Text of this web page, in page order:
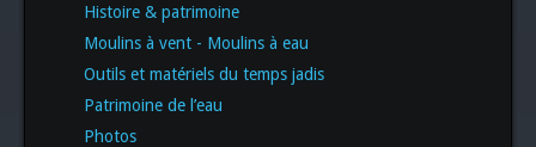
Histoire & patrimoine
Moulins à vent - Moulins à eau
Outils et matériels du temps jadis
Patrimoine de l’eau
Photos